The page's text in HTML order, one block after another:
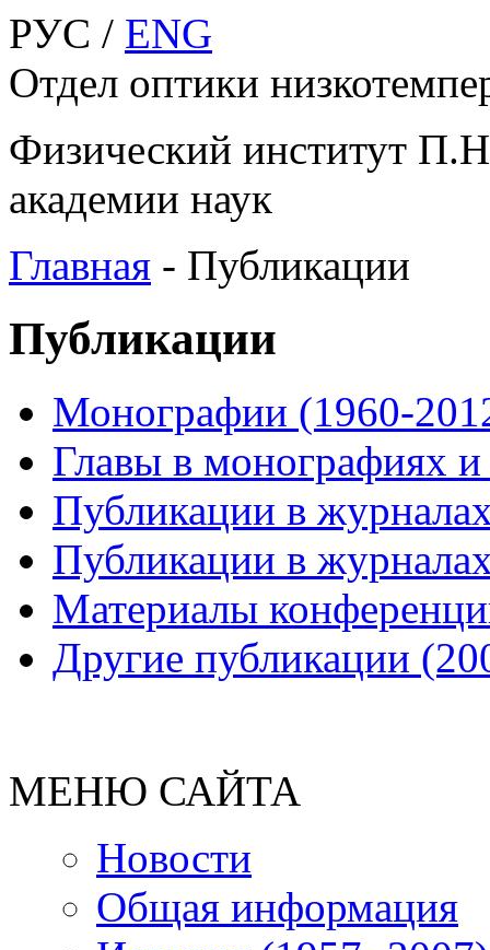
РУС / ENG
Отдел оптики
Физический институт
академии наук
Главная - Публикации
Публикации
Монографии (1960-
Главы в монографиях
Публикации в
Публикации в
Материалы
Другие публикации
МЕНЮ САЙТА
Новости
Общая информация